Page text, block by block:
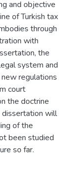
and objective
of Turkish tax
through
with
the
system and
regulations
court
the doctrine
will
of the
been studied
so far.